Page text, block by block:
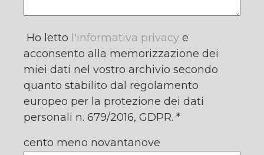
Ho letto l'informativa privacy e
acconsento alla memorizzazione dei
miei dati nel vostro archivio secondo
quanto stabilito dal regolamento
europeo per la protezione dei dati
personali n. 679/2016, GDPR. *
cento meno novantanove